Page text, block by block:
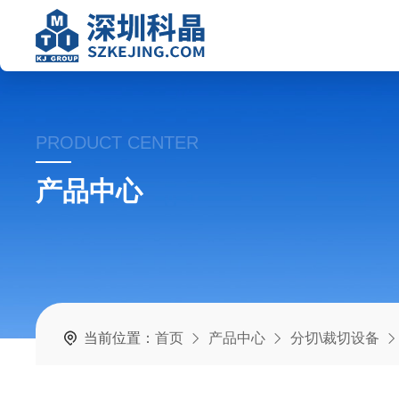
PRODUCT CENTER
产品中心
当前位置：首页 产品中心 分切\裁切设备